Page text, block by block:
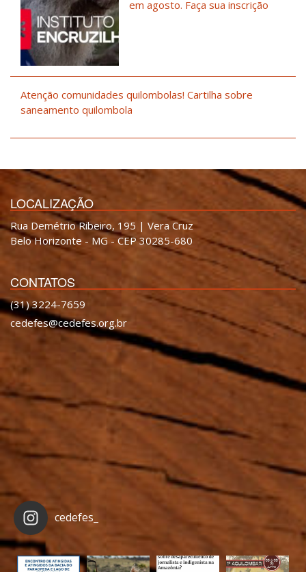
em agosto. Faça sua inscrição
Atenção comunidades quilombolas! Cartilha sobre
saneamento quilombola
LOCALIZAÇÃO
Rua Demétrio Ribeiro, 195 | Vera Cruz
Belo Horizonte - MG - CEP 30285-680
CONTATOS
(31) 3224-7659
cedefes@cedefes.org.br
cedefes_